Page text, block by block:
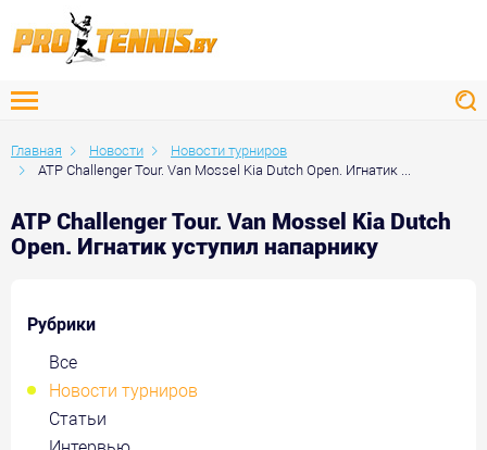
Главная Новости
Новости турниров
ATP Challenger Tour. Van Mossel Kia Dutch Open. Игнатик ...
ATP Challenger Tour. Van Mossel Kia Dutch
Open. Игнатик уступил напарнику
Рубрики
Все
Новости турниров
Статьи